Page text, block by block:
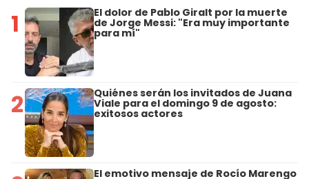
1 El dolor de Pablo Giralt por la muerte
de Jorge Messi: "Era muy importante
para mí"
2 Quiénes serán los invitados de Juana
Viale para el domingo 9 de agosto:
exitosos actores
El emotivo mensaje de Rocío Marengo